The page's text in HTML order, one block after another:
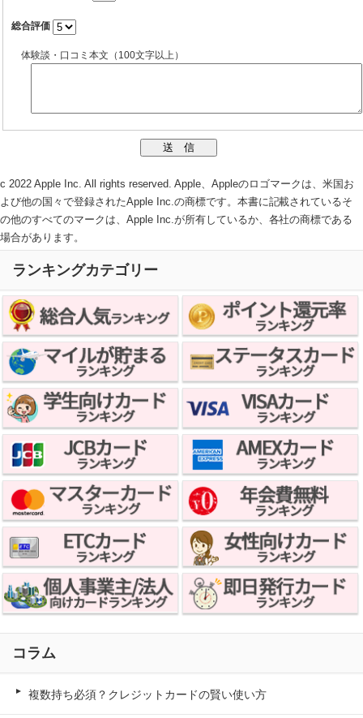
総合評価
体験談・口コミ本文（100文字以上）
c 2022 Apple Inc. All rights reserved. Apple、Appleのロゴマークは、米国お
よび他の国々で登録されたApple Inc.の商標です。本書に記載されているそ
の他のすべてのマークは、Apple Inc.が所有しているか、各社の商標である
場合があります。
ランキングカテゴリー
コラム
複数持ち必須？クレジットカードの賢い使い方